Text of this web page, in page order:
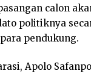
calon
politiknya
pendukung.
Apolo